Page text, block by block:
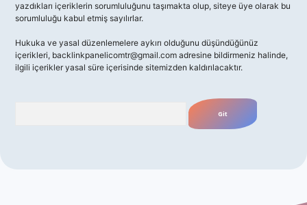
yazdıkları içeriklerin sorumluluğunu taşımakta olup, siteye üye olarak bu
sorumluluğu kabul etmiş sayılırlar.
Hukuka ve yasal düzenlemelere aykırı olduğunu düşündüğünüz
içerikleri, backlinkpanelicomtr@gmail.com adresine bildirmeniz halinde,
ilgili içerikler yasal süre içerisinde sitemizden kaldırılacaktır.